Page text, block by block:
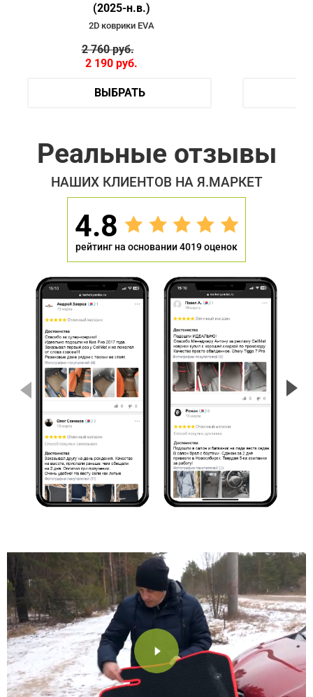
(2025-н.в.)
2D коврики EVA
2 760руб.
2 190 руб.
ВЫБРАТЬ
Реальные отзывы
НАШИХ КЛИЕНТОВ НА Я.МАРКЕТ
4.8
рейтинг на основании 4019 оценок